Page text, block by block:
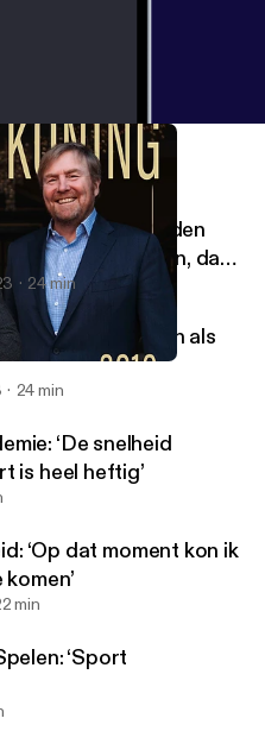
‘Sport verbroedert écht’
'Wat je gaat worden
je het gaat worden, dat
24 min
‘Wij ontvangen als
24 min
‘De snelheid
is heel heftig’
‘Op dat moment kon ik
min
‘Sport